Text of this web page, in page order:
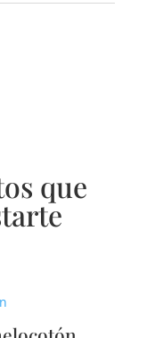
que